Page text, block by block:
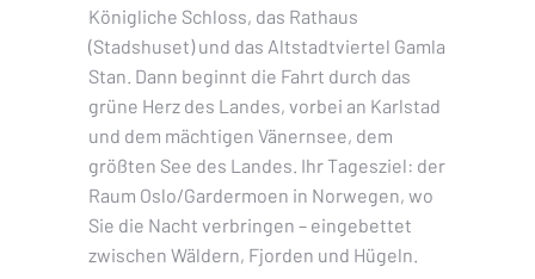
Königliche Schloss, das Rathaus
(Stadshuset) und das Altstadtviertel Gamla
Stan. Dann beginnt die Fahrt durch das
grüne Herz des Landes, vorbei an Karlstad
und dem mächtigen Vänernsee, dem
größten See des Landes. Ihr Tagesziel: der
Raum Oslo/Gardermoen in Norwegen, wo
Sie die Nacht verbringen – eingebettet
zwischen Wäldern, Fjorden und Hügeln.